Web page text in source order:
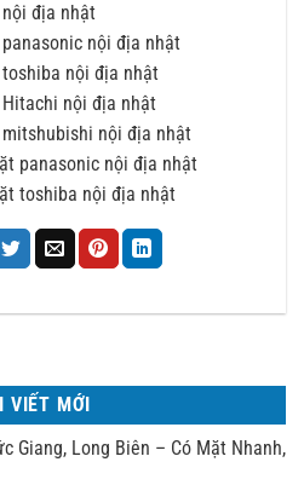
địa nhật
nội địa nhật
nội địa nhật
nội địa nhật
nội địa nhật
panasonic nội địa nhật
toshiba nội địa nhật
VIẾT MỚI
Giang, Long Biên – Có Mặt Nhanh,